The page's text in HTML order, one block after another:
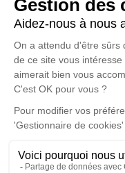
Lauragais
05 36 40 75 55
3 AVENUE DE
Villefranche-de-
4.8/5 - 115 avis
Nos
Politique de